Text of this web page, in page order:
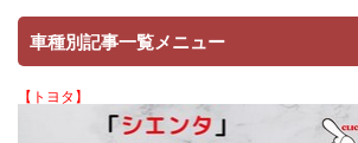
車種別記事一覧メニュー
【トヨタ】